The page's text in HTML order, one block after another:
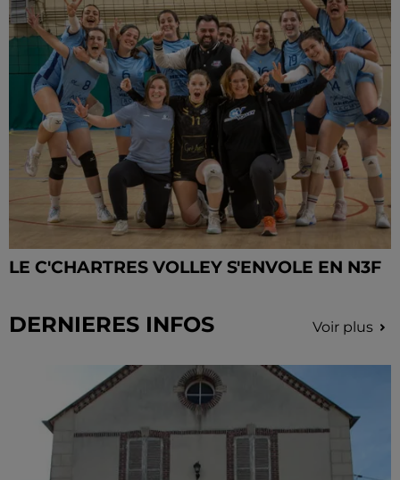
LE C'CHARTRES VOLLEY S'ENVOLE EN N3F
DERNIERES INFOS Voir plus